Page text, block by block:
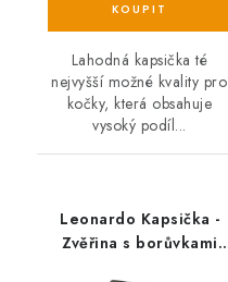
Lahodná kapsička té
nejvyšší možné kvality pro
kočky, která obsahuje
vysoký podíl...
Leonardo Kapsička -
Zvěřina s borůvkami